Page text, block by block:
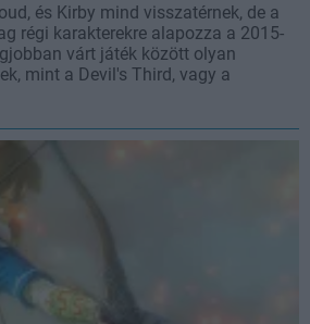
és Kirby mind visszatérnek, de a
régi karakterekre alapozza a 2015-
várt játék között olyan
mint a Devil's Third, vagy a